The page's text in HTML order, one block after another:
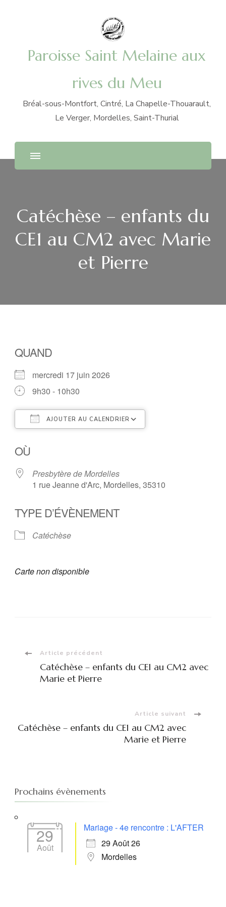
Paroisse Saint Melaine aux
rives du Meu
Bréal-sous-Montfort, Cintré, La Chapelle-Thouarault,
Le Verger, Mordelles, Saint-Thurial
Catéchèse – enfants du
CE1 au CM2 avec Marie
et Pierre
QUAND
mercredi 17 juin 2026
9h30 - 10h30
AJOUTER AU CALENDRIER
OÙ
Presbytère de Mordelles
1 rue Jeanne d'Arc, Mordelles, 35310
TYPE D’ÉVÈNEMENT
Catéchèse
Carte non disponible
Navigation
d'article
Article précédent
Catéchèse – enfants du CE1 au CM2 avec
Marie et Pierre
Article suivant
Catéchèse – enfants du CE1 au CM2 avec
Marie et Pierre
Prochains évènements
29
Août
Mariage - 4e rencontre : L'AFTER
29 Août 26
Mordelles